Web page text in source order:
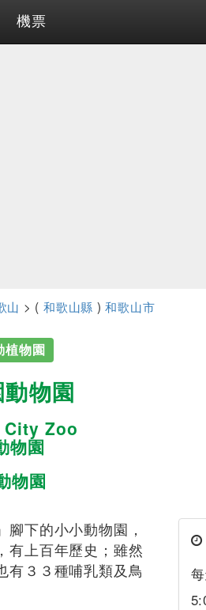
機票
山 > (和歌山縣 )和歌山市
植物園
物園
City Zoo
物園
物園
下的小小動物園，
有上百年歷史；雖然
有３３種哺乳類及鳥